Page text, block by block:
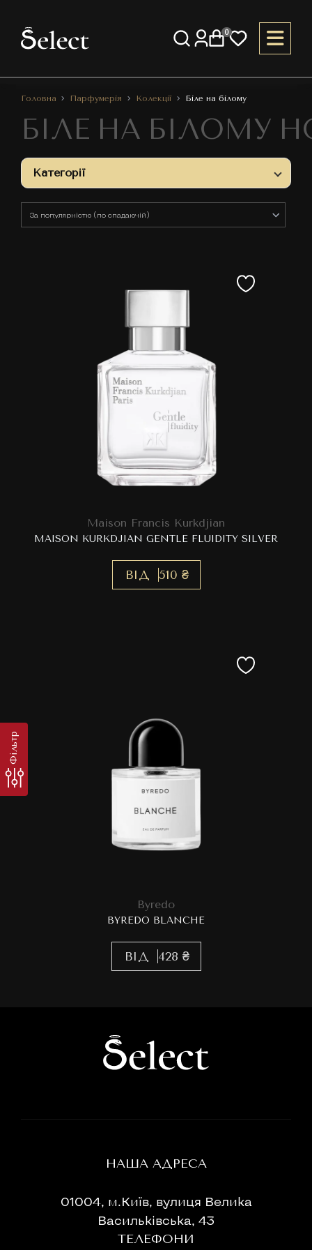
0
Головна Парфумерія Колекції Біле на білому
БІЛЕ НА БІЛОМУ
Фільтр
Категорії
Maison Francis Kurkdjian
MAISON KURKDJIAN GENTLE FLUIDITY SILVER
ВІД 510 ₴
Byredo
BYREDO BLANCHE
ВІД 428 ₴
НАША АДРЕСА
01004, м.Київ, вулиця Велика
Васильківська, 43
ТЕЛЕФОНИ